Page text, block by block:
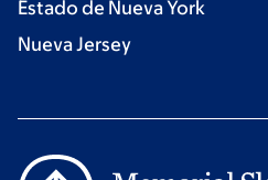
Estado de Nueva York
Nueva Jersey